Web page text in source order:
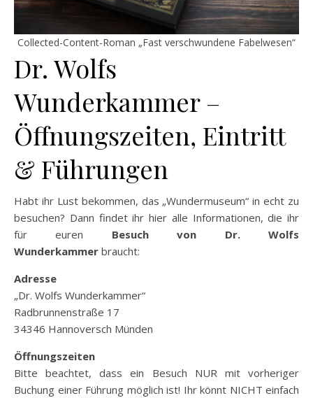
Collected-Content-Roman „Fast verschwundene Fabelwesen“
Dr. Wolfs
Wunderkammer –
Öffnungszeiten, Eintritt
& Führungen
Habt ihr Lust bekommen, das „Wundermuseum“ in echt zu
besuchen? Dann findet ihr hier alle Informationen, die ihr
für euren Besuch von Dr. Wolfs
Wunderkammer braucht:
Adresse
„Dr. Wolfs Wunderkammer“
Radbrunnenstraße 17
34346 Hannoversch Münden
Öffnungszeiten
Bitte beachtet, dass ein Besuch NUR mit vorheriger
Buchung einer Führung möglich ist! Ihr könnt NICHT einfach